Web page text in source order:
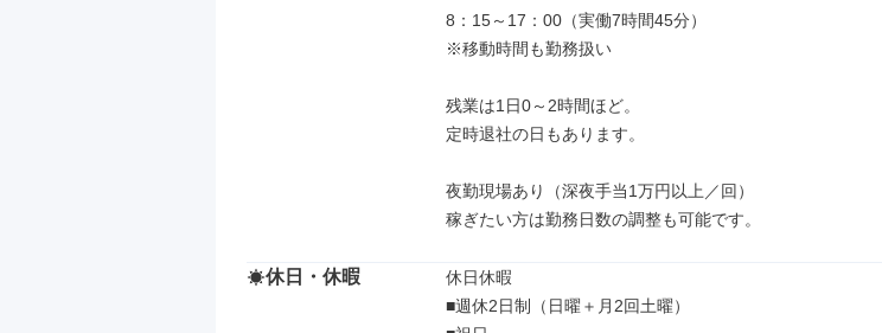
8：15～17：00（実働7時間45分）
※移動時間も勤務扱い
残業は1日0～2時間ほど。
定時退社の日もあります。
夜勤現場あり（深夜手当1万円以上／回）
稼ぎたい方は勤務日数の調整も可能です。
休日・休暇
休日休暇
■週休2日制（日曜＋月2回土曜）